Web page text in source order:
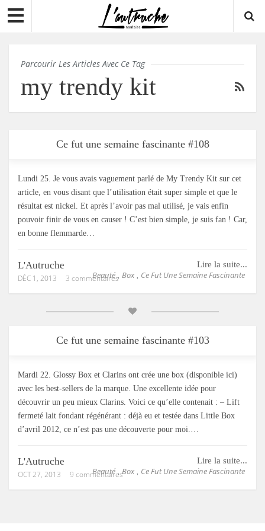
Parcourir Les Articles Avec Ce Tag
my trendy kit
Ce fut une semaine fascinante #108
Lundi 25. Je vous avais vaguement parlé de My Trendy Kit sur cet
article, en vous disant que l’utilisation était super simple et que le
résultat est nickel. Et après l’avoir pas mal utilisé, je vais enfin
pouvoir finir de vous en causer ! C’est bien simple, je suis fan ! Car,
en bonne flemmarde…
Lire la suite...
Beauté Box Ce Fut Une Semaine Fascinante
L'Autruche
DÉC 1, 2013 3 commentaires
Ce fut une semaine fascinante #103
Mardi 22. Glossy Box et Clarins ont crée une box (disponible ici)
avec les best-sellers de la marque. Une excellente idée pour
découvrir un peu mieux Clarins. Voici ce qu’elle contenait : – Lift
fermeté lait fondant régénérant : déjà eu et testée dans Little Box
d’avril 2012, ce n’est pas une découverte pour moi.…
Lire la suite...
Beauté Box Ce Fut Une Semaine Fascinante
L'Autruche
OCT 27, 2013 9 commentaires